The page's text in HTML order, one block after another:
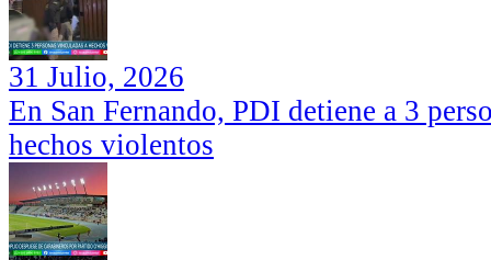
31 Julio, 2026
En San Fernando, PDI detiene a 3
hechos violentos